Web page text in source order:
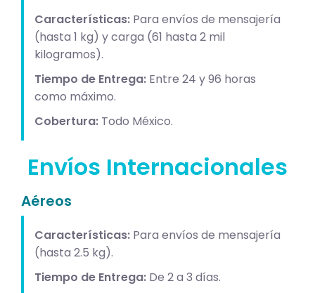
Características: Para envíos de mensajería
(hasta 1 kg) y carga (61 hasta 2 mil
kilogramos).
Tiempo de Entrega: Entre 24 y 96 horas
como máximo.
Cobertura: Todo México.
Envíos Internacionales
Aéreos
Características: Para envíos de mensajería
(hasta 2.5 kg).
Tiempo de Entrega: De 2 a 3 días.